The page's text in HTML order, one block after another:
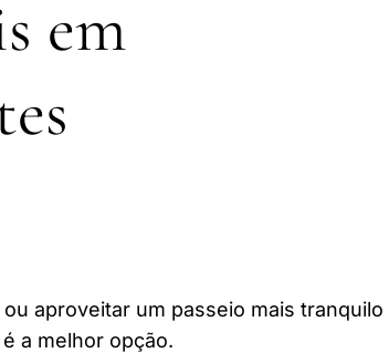
em
aproveitar um passeio mais tranquilo
a melhor opção.